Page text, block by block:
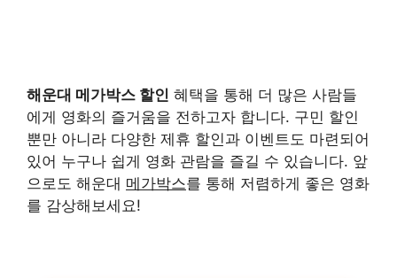
해운대 메가박스 할인 혜택을 통해 더 많은 사람들
에게 영화의 즐거움을 전하고자 합니다. 구민 할인
뿐만 아니라 다양한 제휴 할인과 이벤트도 마련되어
있어 누구나 쉽게 영화 관람을 즐길 수 있습니다. 앞
으로도 해운대 메가박스를 통해 저렴하게 좋은 영화
를 감상해보세요!